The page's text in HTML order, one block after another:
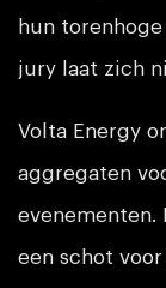
hun
jury laat zich
Volta Energy
aggregaten
evenementen.
een schot